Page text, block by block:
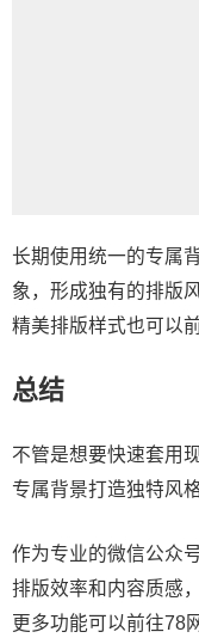
长期使用统一的专属
象，形成独有的排版
精美排版样式也可以
总结
不管是想要快速套用
专属背景打造独特风
作为专业的微信公众
排版效率和内容质感
更多功能可以前往78